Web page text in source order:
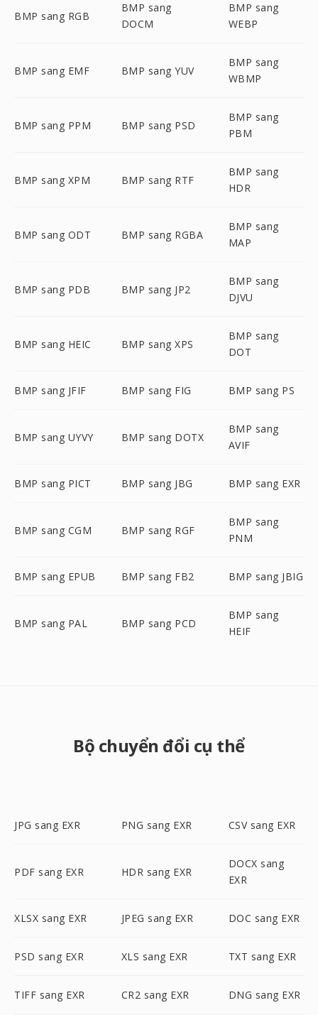
BMP sang RGB
BMP sang
DOCM
BMP sang
WEBP
BMP sang EMF BMP sang YUV
BMP sang
WBMP
BMP sang PPM BMP sang PSD
BMP sang
PBM
BMP sang XPM BMP sang RTF
BMP sang
HDR
BMP sang ODT BMP sang RGBA
BMP sang
MAP
BMP sang PDB BMP sang JP2
BMP sang
DJVU
BMP sang HEIC BMP sang XPS
BMP sang
DOT
BMP sang JFIF BMP sang FIG BMP sang PS
BMP sang UYVY BMP sang DOTX
BMP sang
AVIF
BMP sang PICT BMP sang JBG BMP sang EXR
BMP sang CGM BMP sang RGF
BMP sang
PNM
BMP sang EPUB BMP sang FB2 BMP sang JBIG
BMP sang PAL BMP sang PCD
BMP sang
HEIF
Bộ chuyển đổi cụ thể
JPG sang EXR PNG sang EXR CSV sang EXR
PDF sang EXR HDR sang EXR
DOCX sang
EXR
XLSX sang EXR JPEG sang EXR DOC sang EXR
PSD sang EXR XLS sang EXR TXT sang EXR
TIFF sang EXR CR2 sang EXR DNG sang EXR